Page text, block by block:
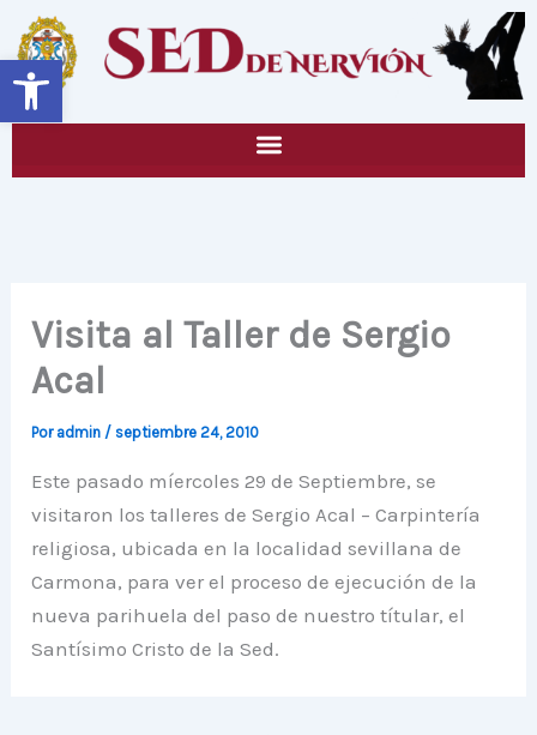
Abrir barra de herramientas
contenido
Visita al Taller de Sergio
Acal
Por admin / septiembre 24, 2010
Este pasado míercoles 29 de Septiembre, se
visitaron los talleres de Sergio Acal – Carpintería
religiosa, ubicada en la localidad sevillana de
Carmona, para ver el proceso de ejecución de la
nueva parihuela del paso de nuestro títular, el
Santísimo Cristo de la Sed.